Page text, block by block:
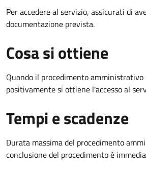
Per accedere al servizio, assicurati di
documentazione prevista.
Cosa si ottiene
Quando il procedimento amministrativo
positivamente si ottiene l'accesso al
Tempi e scadenze
Durata massima del procedimento
conclusione del procedimento è